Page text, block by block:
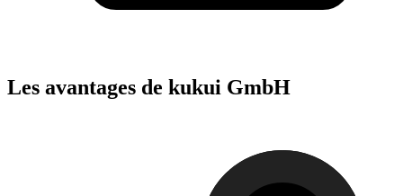
Les avantages de kukui GmbH